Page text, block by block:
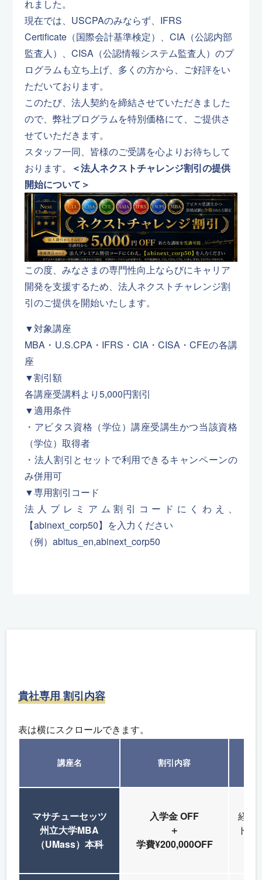
れました。
現在では、USCPAのみならず、IFRS
Certificate（国際会計基準検定）、CIA（公認内部
監査人）、CISA（公認情報システム監査人）のプ
ログラムも立ち上げ、多くの方から、ご好評をい
ただいております。
このたび、法人契約を締結させていただきました
ので、弊社プログラムを特別価格にて、ご提供さ
せていただきます。
スタッフ一同、皆様のご受講を心よりお待ちして
おります。
＜法人ネクストチャレンジ割引の提供
開始について＞
この度、みなさまの専門性向上ならびにキャリア
開発を支援するため、法人ネクストチャレンジ割
引のご提供を開始いたします。
▼対象講座
MBA・U.S.CPA・IFRS・CIA・CISA・CFEの各講
座
▼割引額
各講座受講料より5,000円割引
▼適用条件
・アビタス資格（学位）講座受講生かつ当該資格
（学位）取得者
・法人割引とセットで利用できるキャンペーンの
み併用可
▼専用割引コード
法人プレミアム割引コードにくわえ、
【abinext_corp50】を入力ください
（例）abitus_en,abinext_corp50
貴社専用 割引内容
表は横にスクロールできます。
講座名 割引内容
マサチューセッツ
州立大学MBA
（UMass）本科
入学金 OFF
＋
学費¥200,000OFF
経営
ト層